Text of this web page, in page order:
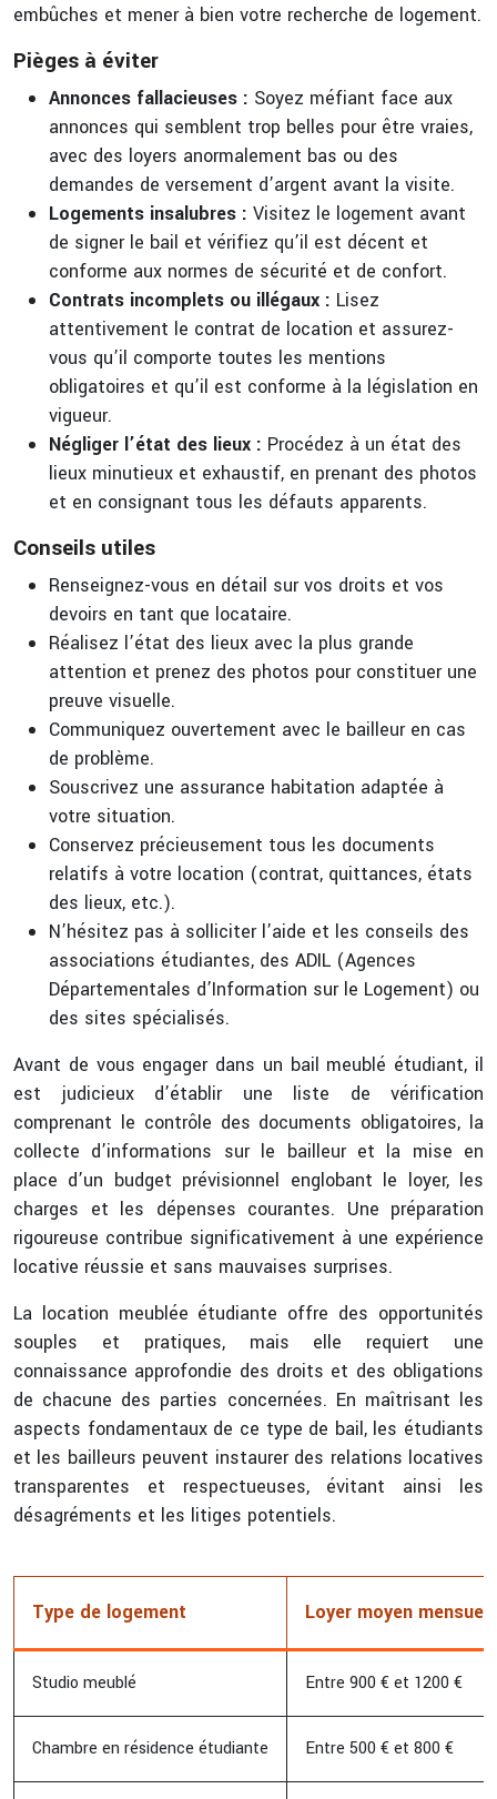
embûches et mener à bien votre recherche de logement.
Pièges à éviter
Annonces fallacieuses : Soyez méfiant face aux
annonces qui semblent trop belles pour être vraies,
avec des loyers anormalement bas ou des
demandes de versement d’argent avant la visite.
Logements insalubres : Visitez le logement avant
de signer le bail et vérifiez qu’il est décent et
conforme aux normes de sécurité et de confort.
Contrats incomplets ou illégaux : Lisez
attentivement le contrat de location et assurez-
vous qu’il comporte toutes les mentions
obligatoires et qu’il est conforme à la législation en
vigueur.
Négliger l’état des lieux : Procédez à un état des
lieux minutieux et exhaustif, en prenant des photos
et en consignant tous les défauts apparents.
Conseils utiles
Renseignez-vous en détail sur vos droits et vos
devoirs en tant que locataire.
Réalisez l’état des lieux avec la plus grande
attention et prenez des photos pour constituer une
preuve visuelle.
Communiquez ouvertement avec le bailleur en cas
de problème.
Souscrivez une assurance habitation adaptée à
votre situation.
Conservez précieusement tous les documents
relatifs à votre location (contrat, quittances, états
des lieux, etc.).
N’hésitez pas à solliciter l’aide et les conseils des
associations étudiantes, des ADIL (Agences
Départementales d’Information sur le Logement) ou
des sites spécialisés.
Avant de vous engager dans un bail meublé étudiant, il
est judicieux d’établir une liste de vérification
comprenant le contrôle des documents obligatoires, la
collecte d’informations sur le bailleur et la mise en
place d’un budget prévisionnel englobant le loyer, les
charges et les dépenses courantes. Une préparation
rigoureuse contribue significativement à une expérience
locative réussie et sans mauvaises surprises.
La location meublée étudiante offre des opportunités
souples et pratiques, mais elle requiert une
connaissance approfondie des droits et des obligations
de chacune des parties concernées. En maîtrisant les
aspects fondamentaux de ce type de bail, les étudiants
et les bailleurs peuvent instaurer des relations locatives
transparentes et respectueuses, évitant ainsi les
désagréments et les litiges potentiels.
Type de logement Loyer moyen
Studio meublé Entre 900 € et 1200 €
Chambre en résidence étudiante Entre 500 € et 800 €